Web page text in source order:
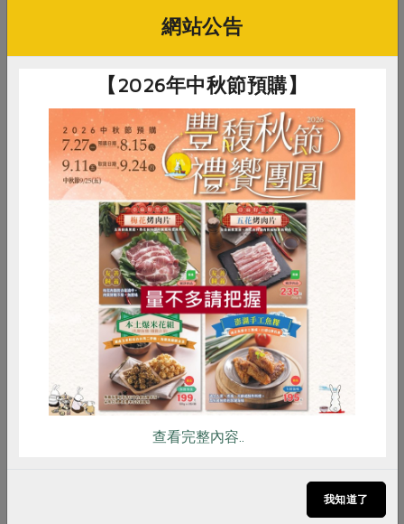
原文刊登於 2015年9月144期
循天然生活之道
RPET 食譜 減硝酸鹽
雞蛋 食安 共同購買
網站公告
【2026年中秋節預購】
查看完整內容..
我知道了